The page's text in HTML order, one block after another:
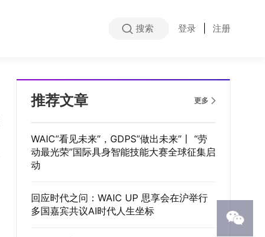
搜索 登录 注册
推荐文章 更多
WAIC“看见未来”，GDPS“做出未来”丨 “劳
动最光荣”国际具身智能技能大赛全球征集启
动
回应时代之问：WAIC UP 思享会在沪举行
多国嘉宾共议AI时代人生坐标